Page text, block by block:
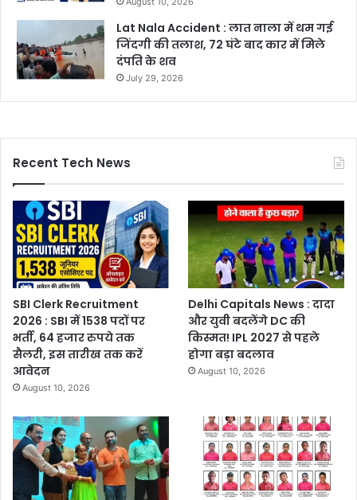
Lat Nala Accident : लात नाला में थम गई
जिंदगी की तलाश, 72 घंटे बाद कार में मिले
दंपति के शव
July 29, 2026
Recent Tech News
SBI Clerk Recruitment
2026 : SBI में 1538 पदों पर
भर्ती, 64 हजार रुपये तक
सैलरी, इस तारीख तक करें
आवेदन
August 10, 2026
Delhi Capitals News : दादा
और युवी बदलेंगे DC की
किस्मत! IPL 2027 से पहले
होगा बड़ा बदलाव
August 10, 2026